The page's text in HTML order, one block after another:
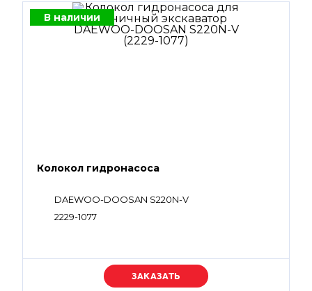
В наличии
Колокол гидронасоса
DAEWOO-DOOSAN S220N-V
2229-1077
Уточняйте цену